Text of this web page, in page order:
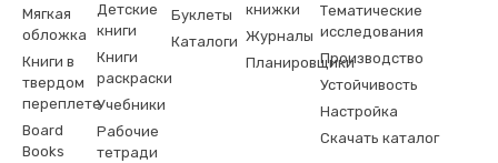
Мягкая
обложка
Книги в
твердом
переплете
Board
Books
Детские
книги
Книги
раскраски
Учебники
Рабочие
тетради
Буклеты
Каталоги
книжки
Журналы
Планировщики
Тематические
исследования
Производство
Устойчивость
Настройка
Скачать каталог